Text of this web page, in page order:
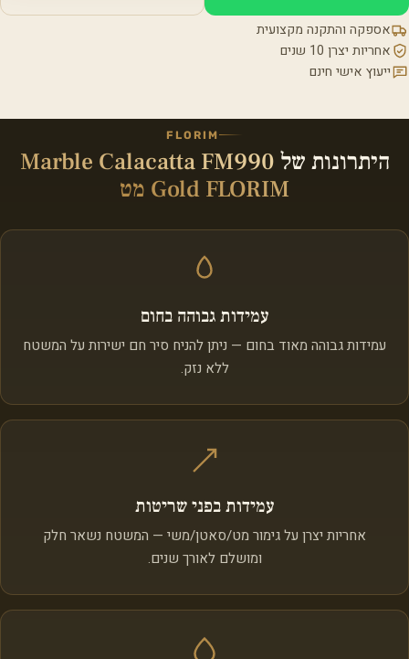
אספקה והתקנה מקצועית
אחריות יצרן 10 שנים
ייעוץ אישי חינם
FLORIM
היתרונות של Marble Calacatta FM990
Gold FLORIM מט
עמידות גבוהה בחום
עמידות גבוהה מאוד בחום — ניתן להניח סיר חם ישירות על המשטח
ללא נזק.
עמידות בפני שריטות
אחריות יצרן על גימור מט/סאטן/משי — המשטח נשאר חלק
ומושלם לאורך שנים.